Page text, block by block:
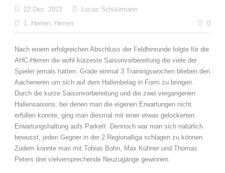
22 Dez. 2023
Lucas Schüürmann
1. Herren, Herren 0
Nach einem erfolgreichen Abschluss der Feldhinrunde folgte für die
AHC-Herren die wohl kürzeste Saisonvorbereitung die viele der
Spieler jemals hatten. Grade einmal 3 Trainingswochen blieben den
Aacheneren um sich auf dem Hallenbelag in Form zu bringen.
Durch die kurze Saisonvorbereitung und die zwei vergangenen
Hallensaisons, bei denen man die eigenen Erwartungen nicht
erfüllen konnte, ging man diesmal mit einer etwas gelockerten
Erwartungshaltung aufs Parkett. Dennoch war man sich natürlich
bewusst, jeden Gegner in der 2.Regionalliga schlagen zu können.
Zudem konnte man mit Tobias Bohn, Max Kühner und Thomas
Peters drei vielversprechende Neuzugänge gewinnen.